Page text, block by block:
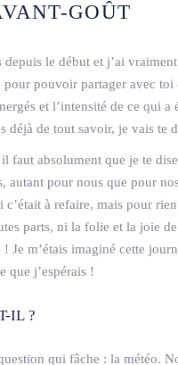
GOÛT
depuis le début et j’ai
pouvoir partager avec
et l’intensité de ce qui
déjà de tout savoir, je vais
faut absolument que je te
autant pour nous que pour
à refaire, mais pour
parts, ni la folie et la joie
Je m’étais imaginé cette
que j’espérais !
IL ?
qui fâche : la météo.